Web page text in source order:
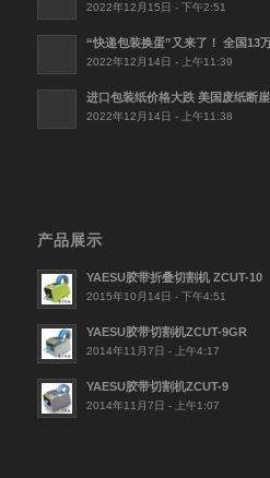
2022年12月15日 - 下午2:51
“快递包装换蛋”又来了！ 全国13
2022年12月14日 - 上午11:39
进口包装纸价格大跌 美国废纸断
2022年12月14日 - 上午11:38
产品展示
YAESU胶带折叠切割机 ZCUT-10
2015年10月14日 - 下午4:51
YAESU胶带切割机ZCUT-9GR
2014年11月7日 - 上午4:17
YAESU胶带切割机ZCUT-9
2014年11月7日 - 上午1:07